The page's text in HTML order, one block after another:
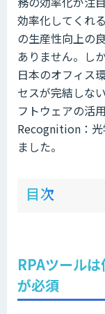
効率化してくれ
の生産性向上の
ありません。し
日本のオフィス
セスが完結しな
フトウェアの活
Recognition：光
ました。
目次
RPAツール
が必須